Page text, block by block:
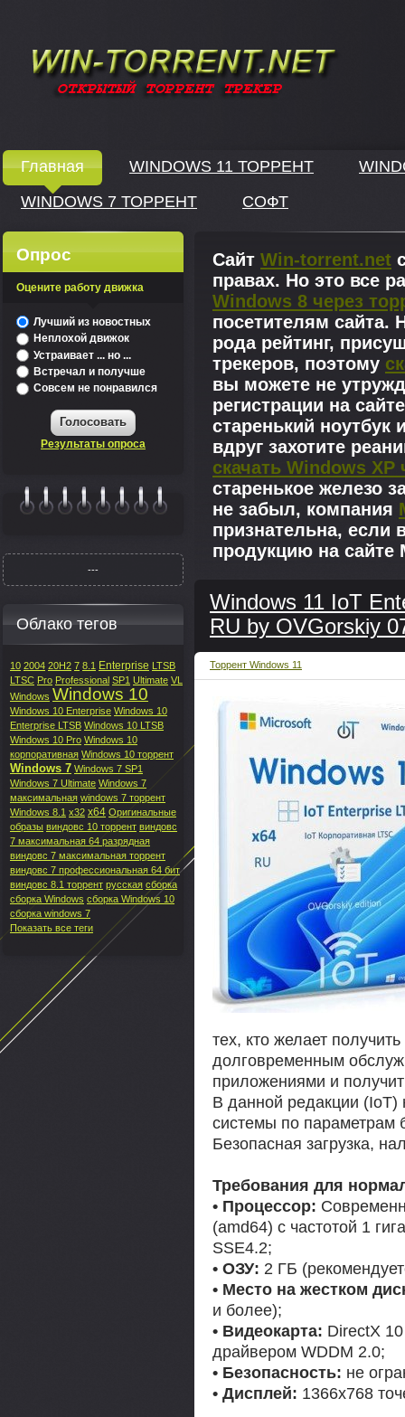
Главная WINDOWS 11 ТОРРЕНТ
WINDOWS 7 ТОРРЕНТ
СОФТ
Сайт Win-torrent.net
правах. Но это все
Windows 8 через
посетителям сайта.
рода рейтинг,
трекеров, поэтому
вы можете не
регистрации на
старенький
вдруг захотите
скачать Windows XP
старенькое железо
не забыл, компания
признательна, если
продукцию на сайте
Windows 11 IoT
RU by OVGorskiy
Торрент Windows 11
тех, кто желает
долговременным
приложениями и
В данной редакции (IoT)
системы по параметрам
Безопасная загрузка,
Требования для
• Процессор:
(amd64) с частотой 1
SSE4.2;
• ОЗУ: 2 ГБ
• Место на жестком
и более);
• Видеокарта: DirectX
драйвером WDDM 2.0;
• Безопасность: не
• Дисплей: 1366x768
Опрос
Оцените работу движка
Лучший из новостных
Неплохой движок
Устраивает ... но ...
Встречал и получше
Совсем не понравился
Голосовать
Результаты опроса
---
Облако тегов
10 2004 20H2 7 8.1 Enterprise LTSB
LTSC Pro Professional SP1 Ultimate VL
Windows Windows 10
Windows 10 Enterprise Windows 10
Enterprise LTSB Windows 10 LTSB
Windows 10 Pro Windows 10
корпоративная Windows 10 торрент
Windows 7 Windows 7 SP1
Windows 7 Ultimate Windows 7
максимальная windows 7 торрент
Windows 8.1 x32 x64 Оригинальные
образы виндовс 10 торрент виндовс
7 максимальная 64 разрядная
виндовс 7 максимальная торрент
виндовс 7 профессиональная 64 бит
виндовс 8.1 торрент русская сборка
сборка Windows сборка Windows 10
сборка windows 7
Показать все теги